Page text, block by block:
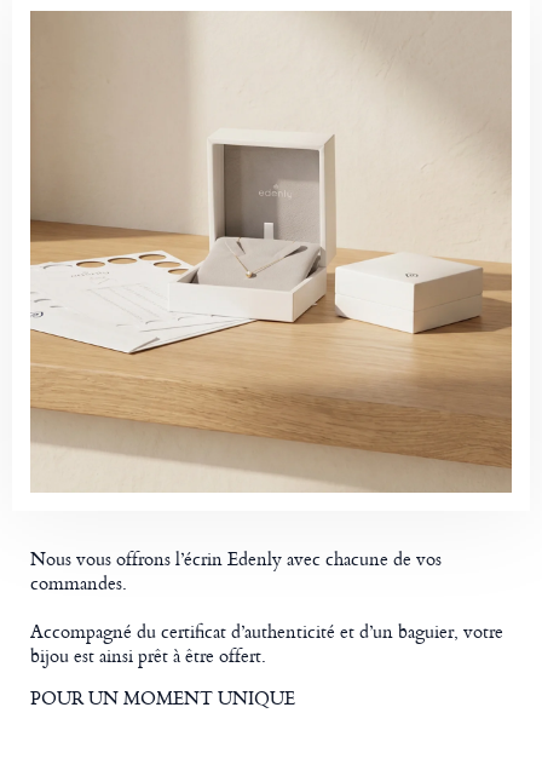
Nous vous offrons l’écrin Edenly avec chacune de vos
commandes.
Accompagné du certificat d’authenticité et d’un baguier, votre
bijou est ainsi prêt à être offert.
POUR UN MOMENT UNIQUE